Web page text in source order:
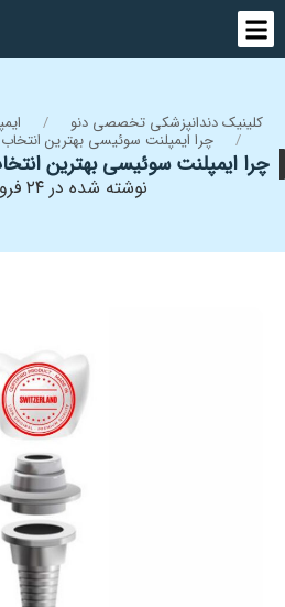
کلینیک دندانپزشکی تخصصی دنو
چرا ایمپلنت سوئیسی بهترین
چرا ایمپلنت سوئیسی بهترین
نوشته شده در ۲۴ فروردین ۱۴۰۴